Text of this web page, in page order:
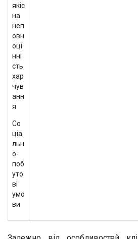
якіс
на
неп
овн
оці
нні
сть
хар
чув
анн
я
Со
ціа
льн
о-
поб
уто
ві
умо
ви